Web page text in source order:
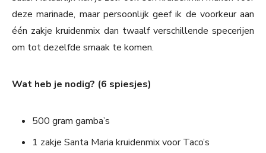
deze marinade, maar persoonlijk geef ik de voorkeur aan
één zakje kruidenmix dan twaalf verschillende specerijen
om tot dezelfde smaak te komen.
Wat heb je nodig? (6 spiesjes)
500 gram gamba’s
1 zakje Santa Maria kruidenmix voor Taco’s